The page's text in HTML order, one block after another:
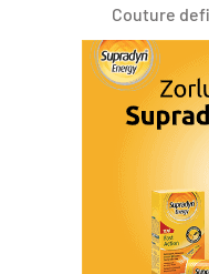
Couture